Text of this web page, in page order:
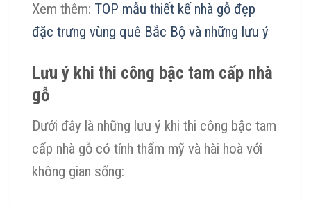
Xem thêm: TOP mẫu thiết kế nhà gỗ đẹp
đặc trưng vùng quê Bắc Bộ và những lưu ý
Lưu ý khi thi công bậc tam cấp nhà
gỗ
Dưới đây là những lưu ý khi thi công bậc tam
cấp nhà gỗ có tính thẩm mỹ và hài hoà với
không gian sống: